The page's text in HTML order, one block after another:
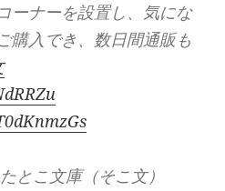
ーナーを設置し、気にな
購入でき、数日間通販も
とこ文庫（そこ文）